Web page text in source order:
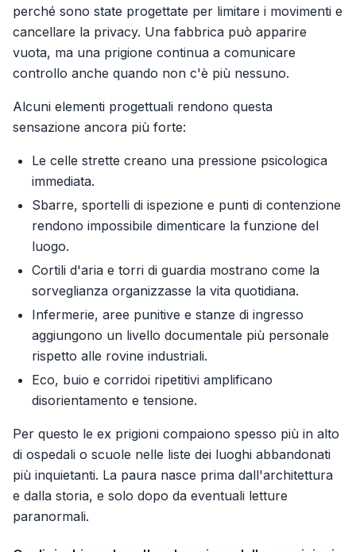
perché sono state progettate per limitare i movimenti e
cancellare la privacy. Una fabbrica può apparire
vuota, ma una prigione continua a comunicare
controllo anche quando non c'è più nessuno.
Alcuni elementi progettuali rendono questa
sensazione ancora più forte:
Le celle strette creano una pressione psicologica
immediata.
Sbarre, sportelli di ispezione e punti di contenzione
rendono impossibile dimenticare la funzione del
luogo.
Cortili d'aria e torri di guardia mostrano come la
sorveglianza organizzasse la vita quotidiana.
Infermerie, aree punitive e stanze di ingresso
aggiungono un livello documentale più personale
rispetto alle rovine industriali.
Eco, buio e corridoi ripetitivi amplificano
disorientamento e tensione.
Per questo le ex prigioni compaiono spesso più in alto
di ospedali o scuole nelle liste dei luoghi abbandonati
più inquietanti. La paura nasce prima dall'architettura
e dalla storia, e solo dopo da eventuali letture
paranormali.